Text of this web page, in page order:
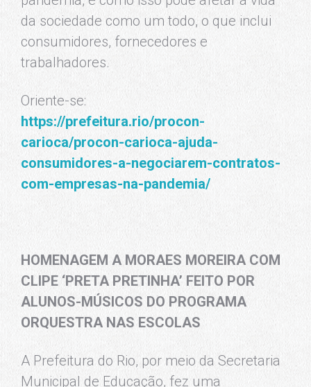
da sociedade como um todo, o que inclui
consumidores, fornecedores e
trabalhadores.
Oriente-se:
https://prefeitura.rio/procon-
carioca/procon-carioca-ajuda-
consumidores-a-negociarem-contratos-
com-empresas-na-pandemia/
HOMENAGEM A MORAES MOREIRA COM
CLIPE ‘PRETA PRETINHA’ FEITO POR
ALUNOS-MÚSICOS DO PROGRAMA
ORQUESTRA NAS ESCOLAS
A Prefeitura do Rio, por meio da Secretaria
Municipal de Educação, fez uma